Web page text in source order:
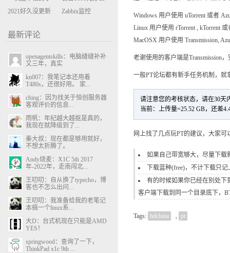
Windows 用户使用 uTorrent 或者
Linux 用户使用 rTorrent , kTorrent 或
MacOSX 用户使用 Transmission,
老谢使用的客户端是Transmission
一般PT论坛都有新手任务机制，
请注意您的考核状态，请在30天
当前：上传量=25.52 GB，还差
网上找了几点玩PT的建议，大家可
如果自己带宽够大，尽量下载
下载蓝种(free)，不计下载只
有的时候如果你已经在别处下
客户端下载到同一个目录底下，
Tags: hdchina , pt
米售后体验
主机
2021好久没更新
Zabbix监控
最新评论
openagentskills：电脑缝缝补补
又三年，真实
kn007：我笔记本还用着
T480s，还很好用。 家...
ching：因为找关于恒创服务器
客观评价的信息...
雨帆：年纪越大越抠是真的，
我现在就降级到了...
秦大叔：现在都是够用就好，
不想太折腾了。
Andy烧麦：X1C 5th 2017
年-2022年，走南闯北...
王叨叨：自从换了typecho，博
客也不怎么出问...
王叨叨：我准备给我的老笔记
本搞一个linux系...
大D：台式机现在只能是AMD
YES！
springwood：查询了一下，
ThinkPad x1c 9th ...